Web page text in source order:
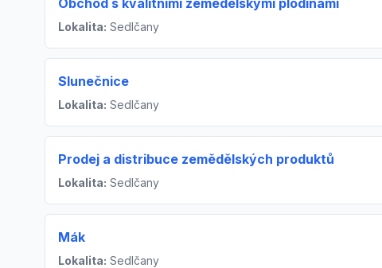
Obchod s kvalitními zemědělskými plodinami
Lokalita: Sedlčany
Slunečnice
Lokalita: Sedlčany
Prodej a distribuce zemědělských produktů
Lokalita: Sedlčany
Mák
Lokalita: Sedlčany